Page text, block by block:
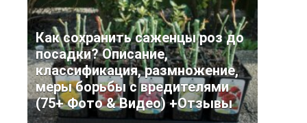
Как сохранить саженцы роз до
посадки? Описание,
классификация, размножение,
меры борьбы с вредителями
(75+ Фото & Видео) +Отзывы